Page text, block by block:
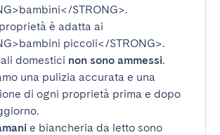
STRONG>.
è adatta ai
piccoli</STRONG>.
domestici non sono ammessi.
una pulizia accurata e una
di ogni proprietà prima e dopo
e biancheria da letto sono